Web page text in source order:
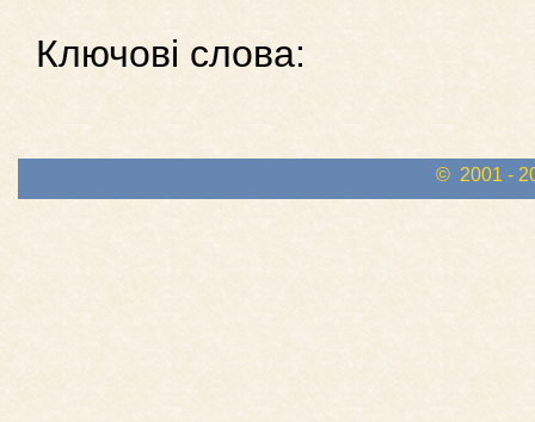
Ключові слова:
© 2001 -